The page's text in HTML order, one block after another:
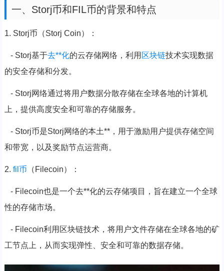
一、Storj币和FIL币的背景和特点
1. Storj币（Storj Coin）：
- Storj基于去**化的云存储网络，利用 区块链技术实现数据
的安全存储和分发。
- Storj网络通过将用户数据分散存储在全球各地的计算机
上，提供高度安全和可靠的存储服务。
- Storj币是Storj网络的本土**，用于激励用户提供存储空间
和带宽，以及奖励节点运营商。
2. fil币 （Filecoin）：
- Filecoin也是一个去**化的云存储项目，旨在建立一个全球
性的存储市场。
- Filecoin利用区块链技术，将用户文件存储在全球各地的矿
工节点上，从而实现弹性、安全和可靠的数据存储。